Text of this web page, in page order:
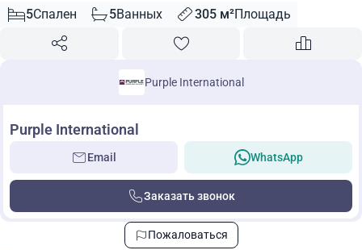
5Спален 5Ванных 305 м²Площадь
Purple International
Purple International
Email WhatsApp
Заказать звонок
Пожаловаться